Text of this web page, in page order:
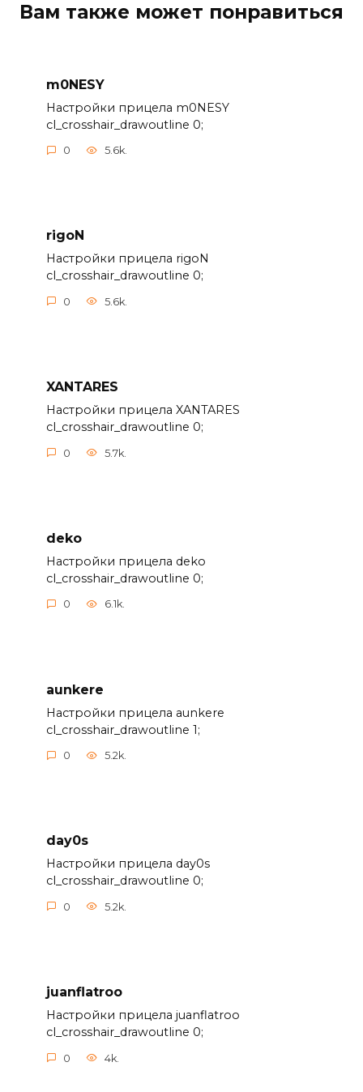
Вам также может понравиться
m0NESY
Настройки прицела m0NESY
cl_crosshair_drawoutline 0;
0 5.6k.
rigoN
Настройки прицела rigoN
cl_crosshair_drawoutline 0;
0 5.6k.
XANTARES
Настройки прицела XANTARES
cl_crosshair_drawoutline 0;
0 5.7k.
deko
Настройки прицела deko
cl_crosshair_drawoutline 0;
0 6.1k.
aunkere
Настройки прицела aunkere
cl_crosshair_drawoutline 1;
0 5.2k.
day0s
Настройки прицела day0s
cl_crosshair_drawoutline 0;
0 5.2k.
juanflatroo
Настройки прицела juanflatroo
cl_crosshair_drawoutline 0;
0 4k.